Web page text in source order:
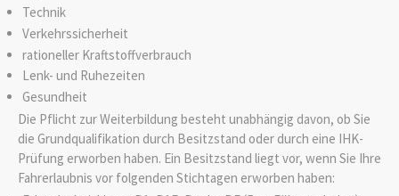
Technik
Verkehrssicherheit
rationeller Kraftstoffverbrauch
Lenk- und Ruhezeiten
Gesundheit
Die Pflicht zur Weiterbildung besteht unabhängig davon, ob Sie
die Grundqualifikation durch Besitzstand oder durch eine IHK-
Prüfung erworben haben. Ein Besitzstand liegt vor, wenn Sie Ihre
Fahrerlaubnis vor folgenden Stichtagen erworben haben: